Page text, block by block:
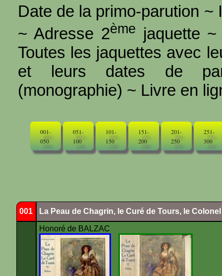
Date de la primo-parution ~
~ Adresse 2ème jaquette
Toutes les jaquettes avec
et leurs dates de
(monographie) ~ Livre en
001-
050
051-
100
101-
150
151-
200
201-
250
251-
300
001 La Peau de Chagrin, le Curé de Tours, le
Honoré de BALZAC